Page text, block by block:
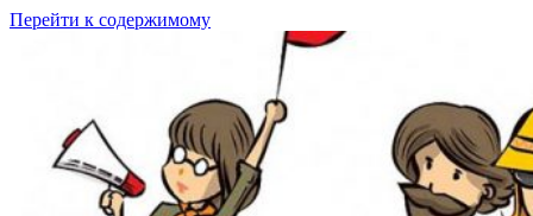
Перейти к содержимому